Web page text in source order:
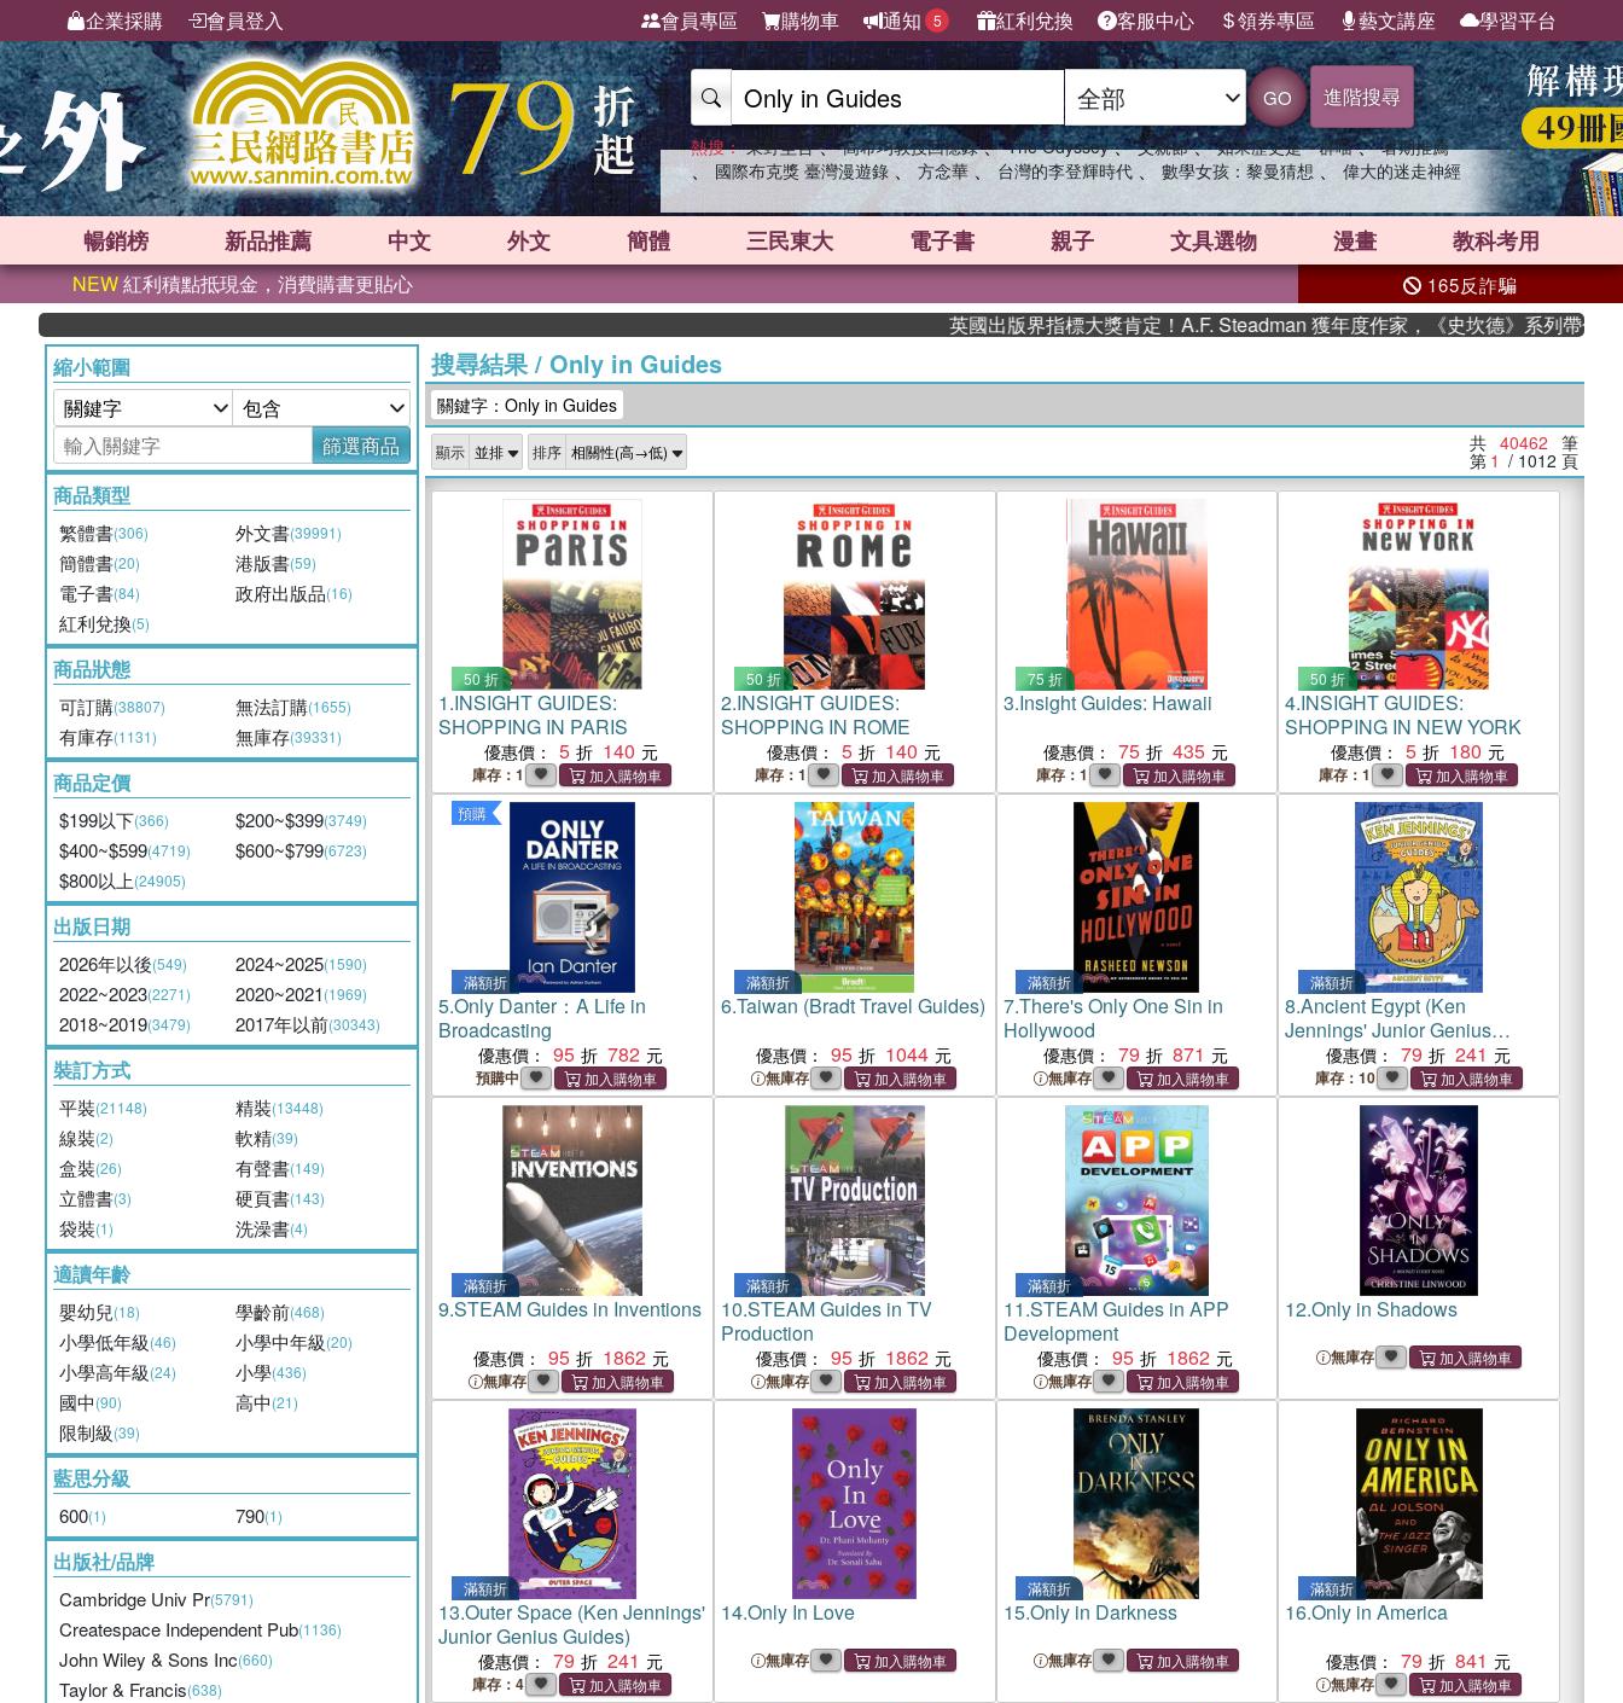
企業採購 會員登入 會員專區 購物車 通知 5 紅利兌換 客服中心 領券專區 藝文講座 學習平台
GO 進階搜尋
熱搜： 東野圭吾 、 高希均教授回憶錄 、 The Odyssey 、 父親節 、 如果歷史是一群喵 、 暑期推薦
、 國際布克獎 臺灣漫遊錄 、 方念華 、 台灣的李登輝時代 、 數學女孩：黎曼猜想 、 偉大的迷走神經
暢銷榜 新品推薦 中文 外文 簡體 三民東大 電子書 親子 文具選物 漫畫 教科考用
NEW紅利積點抵現金，消費購書更貼心 165反詐騙
英國出版界指標大獎肯定！A.F. Steadman 獲年度作家，《史坎德》系列帶你踏上熱血
縮小範圍
篩選商品
商品類型
繁體書(306) 外文書(39991)
簡體書(20) 港版書(59)
電子書(84) 政府出版品(16)
紅利兌換(5)
商品狀態
可訂購(38807) 無法訂購(1655)
有庫存(1131) 無庫存(39331)
商品定價
$199以下(366) $200~$399(3749)
$400~$599(4719) $600~$799(6723)
$800以上(24905)
出版日期
2026年以後(549) 2024~2025(1590)
2022~2023(2271) 2020~2021(1969)
2018~2019(3479) 2017年以前(30343)
裝訂方式
平裝(21148) 精裝(13448)
線裝(2) 軟精(39)
盒裝(26) 有聲書(149)
立體書(3) 硬頁書(143)
袋裝(1) 洗澡書(4)
適讀年齡
嬰幼兒(18) 學齡前(468)
小學低年級(46) 小學中年級(20)
小學高年級(24) 小學(436)
國中(90) 高中(21)
限制級(39)
藍思分級
600(1) 790(1)
出版社/品牌
Cambridge Univ Pr(5791)
Createspace Independent Pub(1136)
John Wiley & Sons Inc(660)
Taylor & Francis(638)
搜尋結果/ Only in Guides
關鍵字：Only in Guides
顯示 排序 共 40462 筆
第 1 / 1012 頁
50 折
1.INSIGHT GUIDES:
SHOPPING IN PARIS
優惠價： 5 140
庫存：1
50 折
2.INSIGHT GUIDES:
SHOPPING IN ROME
優惠價： 5 140
庫存：1
75 折
3.Insight Guides: Hawaii
優惠價： 75 435
庫存：1
50 折
4.INSIGHT GUIDES:
SHOPPING IN NEW YORK
優惠價： 5 180
庫存：1
預購
滿額折
5.Only Danter：A Life in
Broadcasting
優惠價： 95 782
預購中
滿額折
6.Taiwan (Bradt Travel Guides)
優惠價： 95 1044
無庫存
滿額折
7.There's Only One Sin in
Hollywood
優惠價： 79 871
無庫存
滿額折
8.Ancient Egypt (Ken
Jennings' Junior Genius
Guides)優惠價： 79 241
庫存：10
滿額折
9.STEAM Guides in Inventions
優惠價： 95 1862
無庫存
滿額折
10.STEAM Guides in TV
Production
優惠價： 95 1862
無庫存
滿額折
11.STEAM Guides in APP
Development
優惠價： 95 1862
無庫存
12.Only in Shadows
無庫存
滿額折
13.Outer Space (Ken Jennings'
Junior Genius Guides)
優惠價： 79 241
庫存：4
14.Only In Love
無庫存
滿額折
15.Only in Darkness
無庫存
滿額折
16.Only in America
優惠價： 79 841
無庫存